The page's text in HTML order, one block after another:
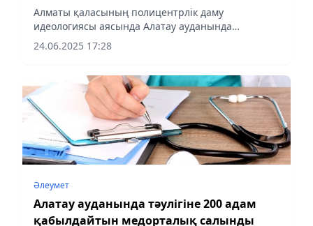
Алматы қаласының полицентрлік даму
идеологиясы аясында Алатау ауданында
әлеуметтік-экономикалық сала ілгерілеп келеді.
Бұл туралы Алматы қаласы Өңірлік
24.06.2025 17:28
Әлеумет
Алатау ауданында тәулігіне 200 адам
қабылдайтын медорталық салынды